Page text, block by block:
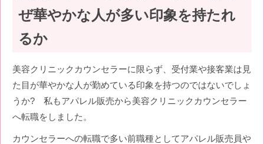
ぜ華やかな人が多い印象を持たれ
るか
美容クリニックカウンセラーに限らず、受付業や接客業は見
た目が華やかな人が勤めている印象を持つのではないでしょ
うか? 私もアパレル販売から美容クリニックカウンセラー
へ転職をしました。
カウンセラーへの転職で多い前職種としてアパレル販売員や